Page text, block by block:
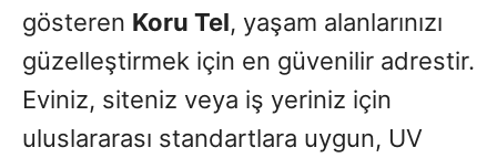
gösteren Koru Tel, yaşam alanlarınızı
güzelleştirmek için en güvenilir adrestir.
Eviniz, siteniz veya iş yeriniz için
uluslararası standartlara uygun, UV